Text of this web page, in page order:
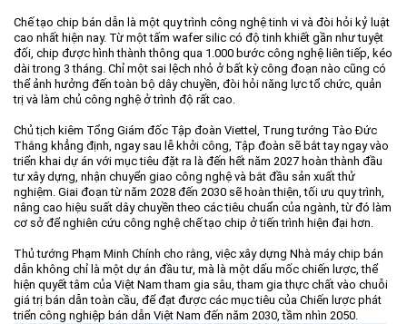
Chế tạo chip bán dẫn là một quy trình công nghệ tinh vi và đòi hỏi kỷ luật
cao nhất hiện nay. Từ một tấm wafer silic có độ tinh khiết gần như tuyệt
đối, chip được hình thành thông qua 1.000 bước công nghệ liên tiếp, kéo
dài trong 3 tháng. Chỉ một sai lệch nhỏ ở bất kỳ công đoạn nào cũng có
thể ảnh hưởng đến toàn bộ dây chuyền, đòi hỏi năng lực tổ chức, quản
trị và làm chủ công nghệ ở trình độ rất cao.
Chủ tịch kiêm Tổng Giám đốc Tập đoàn Viettel, Trung tướng Tào Đức
Thắng khẳng định, ngay sau lễ khởi công, Tập đoàn sẽ bắt tay ngay vào
triển khai dự án với mục tiêu đặt ra là đến hết năm 2027 hoàn thành đầu
tư xây dựng, nhận chuyển giao công nghệ và bắt đầu sản xuất thử
nghiệm. Giai đoạn từ năm 2028 đến 2030 sẽ hoàn thiện, tối ưu quy trình,
nâng cao hiệu suất dây chuyền theo các tiêu chuẩn của ngành, từ đó làm
cơ sở để nghiên cứu công nghệ chế tạo chip ở tiến trình hiện đại hơn.
Thủ tướng Phạm Minh Chính cho rằng, việc xây dựng Nhà máy chip bán
dẫn không chỉ là một dự án đầu tư, mà là một dấu mốc chiến lược, thể
hiện quyết tâm của Việt Nam tham gia sâu, tham gia thực chất vào chuỗi
giá trị bán dẫn toàn cầu, để đạt được các mục tiêu của Chiến lược phát
triển công nghiệp bán dẫn Việt Nam đến năm 2030, tầm nhìn 2050.